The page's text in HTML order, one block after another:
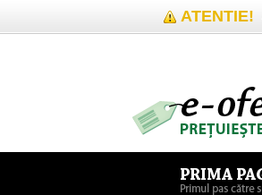
ATENTIE!